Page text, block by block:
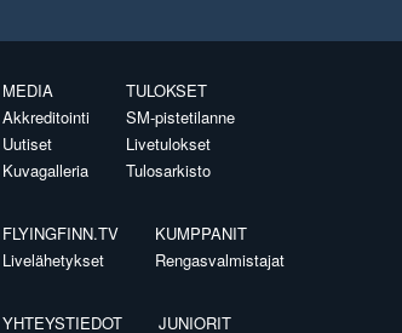
MEDIA
Akkreditointi
Uutiset
Kuvagalleria
TULOKSET
SM-pistetilanne
Livetulokset
Tulosarkisto
FLYINGFINN.TV
Livelähetykset
KUMPPANIT
Rengasvalmistajat
YHTEYSTIEDOT JUNIORIT